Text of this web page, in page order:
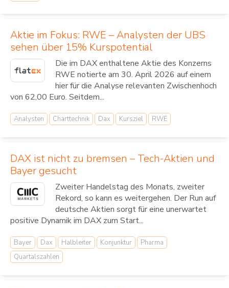
Aktie im Fokus: RWE – Analysten der UBS
sehen über 15% Kurspotential
Die im DAX enthaltene Aktie des Konzerns
RWE notierte am 30. April 2026 auf einem
hier für die Analyse relevanten Zwischenhoch
von 62,00 Euro. Seitdem...
Analysten Charttechnik Dax Kursziel RWE
DAX ist nicht zu bremsen – Tech-Aktien und
Bayer gesucht
Zweiter Handelstag des Monats, zweiter
Rekord, so kann es weitergehen. Der Run auf
deutsche Aktien sorgt für eine unerwartet
positive Dynamik im DAX zum Start...
Bayer Dax Halbleiter Konjunktur
Pharma
Quartalszahlen